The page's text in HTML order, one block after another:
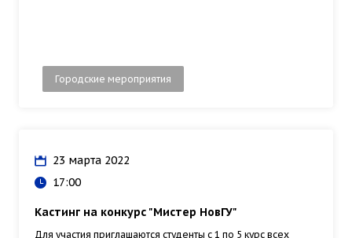
Городские мероприятия
23 марта 2022
17:00
Кастинг на конкурс "Мистер НовГУ"
Для участия приглашаются студенты с 1 по 5 курс всех